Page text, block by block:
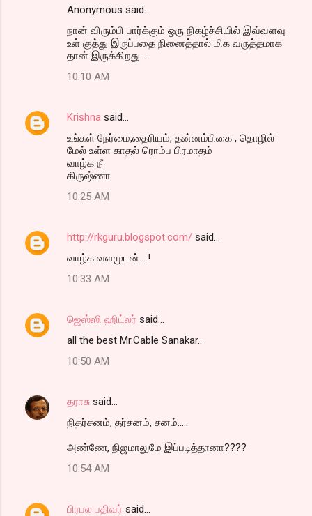
Anonymous said…
நான் விரும்பி பார்க்கும் ஒரு நிகழ்ச்சியில் இவ்வளவு
உள் குத்து இருப்பதை நினைத்தால் மிக வருத்தமாக
தான் இருக்கிறது...
10:10 AM
Krishna said…
உங்கள் நேர்மை,தைரியம், தன்னம்பிகை , தொழில்
மேல் உள்ள காதல் ரொம்ப பிரமாதம்
வாழ்க நீ
கிருஷ்ணா
10:25 AM
http://rkguru.blogspot.com/ said…
வாழ்க வளமுடன்....!
10:33 AM
ஜெஸ்ஸி ஹிட்லர் said…
all the best Mr.Cable Sanakar..
10:50 AM
தராசு said…
நிதர்சனம், தர்சனம், சனம்.....
அண்ணே, நிஜமாலுமே இப்படித்தானா????
10:54 AM
பிரபல பதிவர் said…